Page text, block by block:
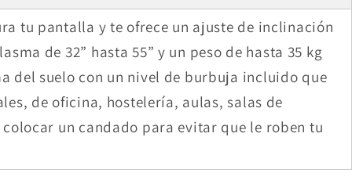
tu pantalla y te ofrece un ajuste de inclinación
de 32” hasta 55” y un peso de hasta 35 kg
del suelo con un nivel de burbuja incluido que
de oficina, hostelería, aulas, salas de
un candado para evitar que le roben tu